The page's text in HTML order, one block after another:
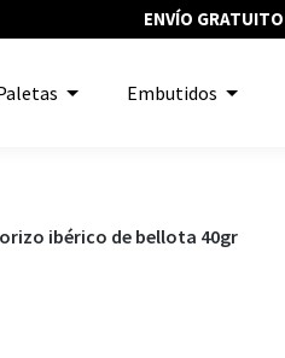
ENVÍO GRATUITO
Embutidos
ibérico de bellota 40gr